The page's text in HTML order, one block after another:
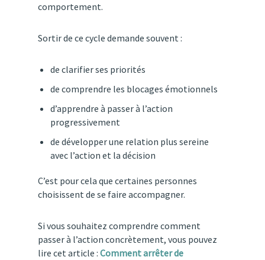
comportement.
Sortirde ce cycle demande souvent :
de clarifierses priorités
de comprendre les blocages émotionnels
d’apprendre à passerà l’action
progressivement
de développerune relation plus sereine
avec l’action et la décision
C’est pourcela que certaines personnes
choisissentde se faire accompagner.
Si vous souhaitez comprendre comment
passer à l’action concrètement, vous pouvez
lire cet article : Comment arrêter de